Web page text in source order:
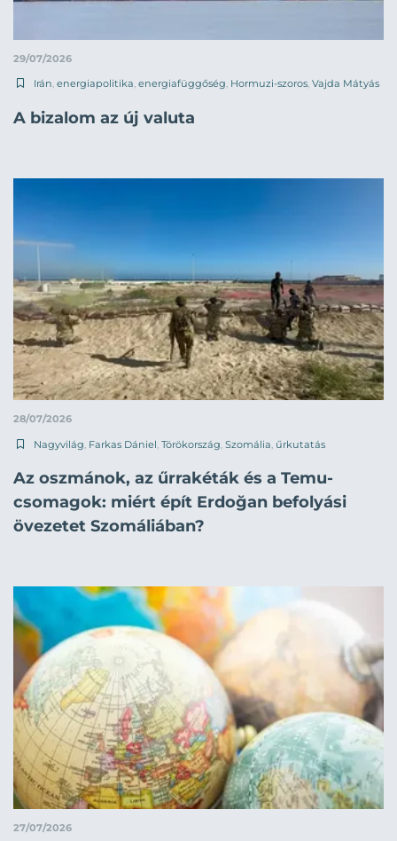
29/07/2026
Irán, energiapolitika, energiafüggőség, Hormuzi-szoros, Vajda Mátyás
A bizalom az új valuta
28/07/2026
Nagyvilág Farkas Dániel Törökország Szomália űrkutatás
Az oszmánok, az űrrakéták és a Temu-
csomagok: miért épít Erdoğan befolyási
övezetet Szomáliában?
27/07/2026